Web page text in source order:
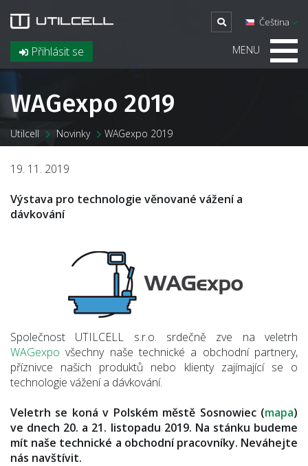
Přihlásit se
Čeština
MENU
WAGexpo 2019
Utilcell Novinky WAGexpo 2019
19. 11. 2019
Výstava pro technologie věnované vážení a
dávkování
Společnost UTILCELL s.r.o. srdečně zve na veletrh
WAGexpo všechny naše technické a obchodní partnery,
příznivce našich produktů nebo klienty zajímající se o
technologie vážení a dávkování.
Veletrh se koná v Polském městě Sosnowiec (mapa)
ve dnech 20. a 21. listopadu 2019. Na stánku budeme
mít naše technické a obchodní pracovníky. Neváhejte
nás navštívit.